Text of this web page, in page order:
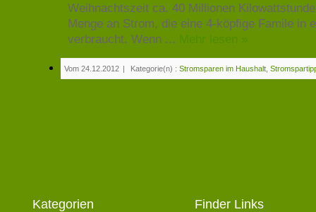
Weihnachtszeit ca. 40 Millionen
Menge an Strom, die eine 4-köpfige Famile in
verbraucht. Wenn ...
Mehr lesen »
Vom 24.12.2012 | Kategorie(n) : Stromsparen im Haushalt
Kategorien Finder Links